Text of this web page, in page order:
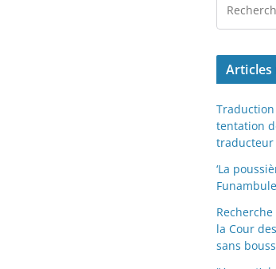
Articles
tentation
traducteur
‘La
la Cour
sans